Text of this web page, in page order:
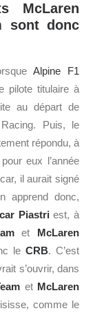
McLaren
sont donc
Alpine F1
pilote titulaire à
au départ de
Puis, le
répondu, à
eux l’année
il aurait signé
apprend donc,
Piastri est, à
et McLaren
leCRB. C’est
s’ouvrir, dans
et McLaren
comme le